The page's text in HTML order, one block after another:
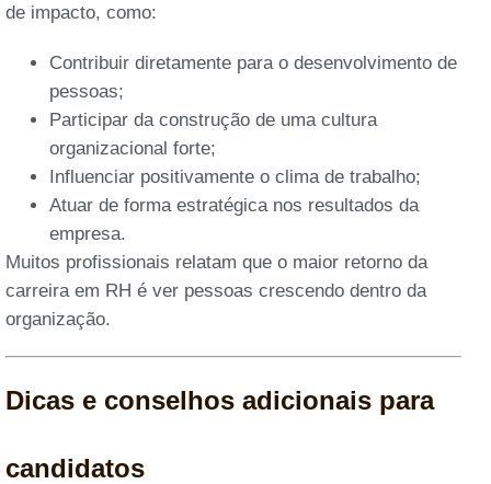
de impacto, como:
Contribuir diretamente para o desenvolvimento de
pessoas;
Participar da construção de uma cultura
organizacional forte;
Influenciar positivamente o clima de trabalho;
Atuar de forma estratégica nos resultados da
empresa.
Muitos profissionais relatam que o maior retorno da
carreira em RH é ver pessoas crescendo dentro da
organização.
Dicas e conselhos adicionais para
candidatos